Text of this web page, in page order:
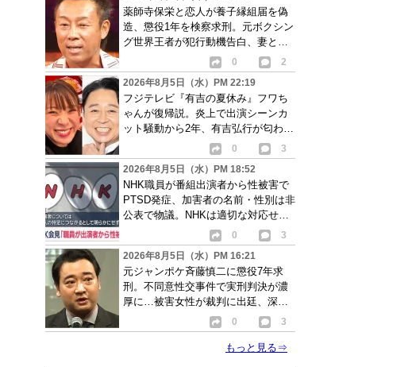
薬師寺保栄と恋人が養子縁組届を偽
造、懲役1年を検察求刑。元ボクシン
グ世界王者が犯行動機告白、妻と離
0
2
2026年8月5日（水）PM 22:19
フジテレビ『有吉の夏休み』フワち
ゃんが復帰説。炎上で出演シーンカ
ット騒動から2年、有吉弘行が匂わせ
0
3
2026年8月5日（水）PM 18:52
NHK職員が番組出演者から性被害で
PTSD発症、加害者の名前・性別は非
公表で物議。NHKは適切な対応せず
0
3
2026年8月5日（水）PM 16:21
元ジャンポケ斉藤慎二に懲役7年求
刑。不同意性交事件で実刑判決が濃
厚に…被害女性が裁判に出廷、深刻
0 3
もっと見る⇒